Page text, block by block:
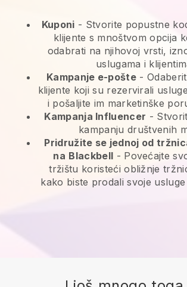
Kuponi - Stvorite popustne
klijente s mnoštvom opcija
odabrati na njihovoj vrsti,
uslugama i
Kampanje e-pošte -
klijente koji su rezervirali
i pošaljite im marketinške
Kampanja Influencer -
kampanju društvenih
Pridružite se jednoj od
na Blackbell - Povećajte
tržištu koristeći obližnje
kako biste prodali svoje